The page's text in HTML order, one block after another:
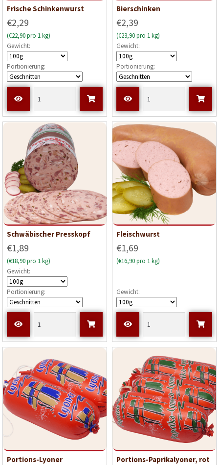
Frische Schinkenwurst
€2,29
(€22,90 pro 1 kg)
Gewicht:
Portionierung:
Bierschinken
€2,39
(€23,90 pro 1 kg)
Gewicht:
Portionierung:
Schwäbischer Presskopf
€1,89
(€18,90 pro 1 kg)
Gewicht:
Portionierung:
Fleischwurst
€1,69
(€16,90 pro 1 kg)
Gewicht:
Portions-Lyoner Portions-Paprikalyoner, rot